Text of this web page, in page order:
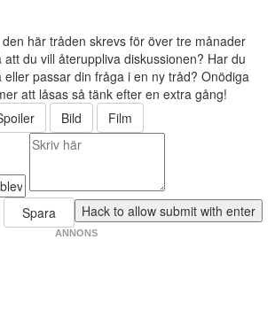
här tråden skrevs för över tre månader
du vill återuppliva diskussionen? Har du
eller passar din fråga i en ny tråd? Onödiga
att låsas så tänk efter en extra gång!
Bild Film
Spara
ANNONS